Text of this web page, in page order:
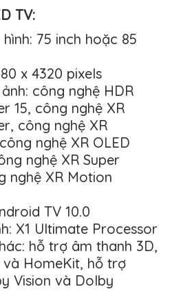
TV:
75 inch hoặc 85
x 4320 pixels
công nghệ HDR
15, công nghệ XR
công nghệ XR
nghệ XR OLED
nghệ XR Super
nghệ XR Motion
TV 10.0
X1 Ultimate Processor
hỗ trợ âm thanh 3D,
HomeKit, hỗ trợ
Vision và Dolby